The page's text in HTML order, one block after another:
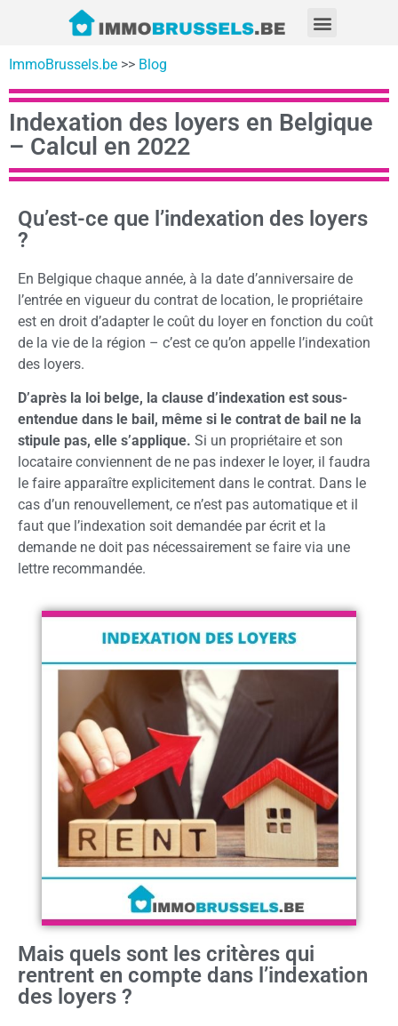
ImmoBrussels.be >> Blog
Indexation des loyers en Belgique
– Calcul en 2022
Qu’est-ce que l’indexation des loyers
?
En Belgique chaque année, à la date d’anniversaire de
l’entrée en vigueur du contrat de location, le propriétaire
est en droit d’adapter le coût du loyer en fonction du coût
de la vie de la région – c’est ce qu’on appelle l’indexation
des loyers.
D’après la loi belge, la clause d’indexation est sous-
entendue dans le bail, même si le contrat de bail ne la
stipule pas, elle s’applique. Si un propriétaire et son
locataire conviennent de ne pas indexer le loyer, il faudra
le faire apparaître explicitement dans le contrat. Dans le
cas d’un renouvellement, ce n’est pas automatique et il
faut que l’indexation soit demandée par écrit et la
demande ne doit pas nécessairement se faire via une
lettre recommandée.
Mais quels sont les critères qui
rentrent en compte dans l’indexation
des loyers ?